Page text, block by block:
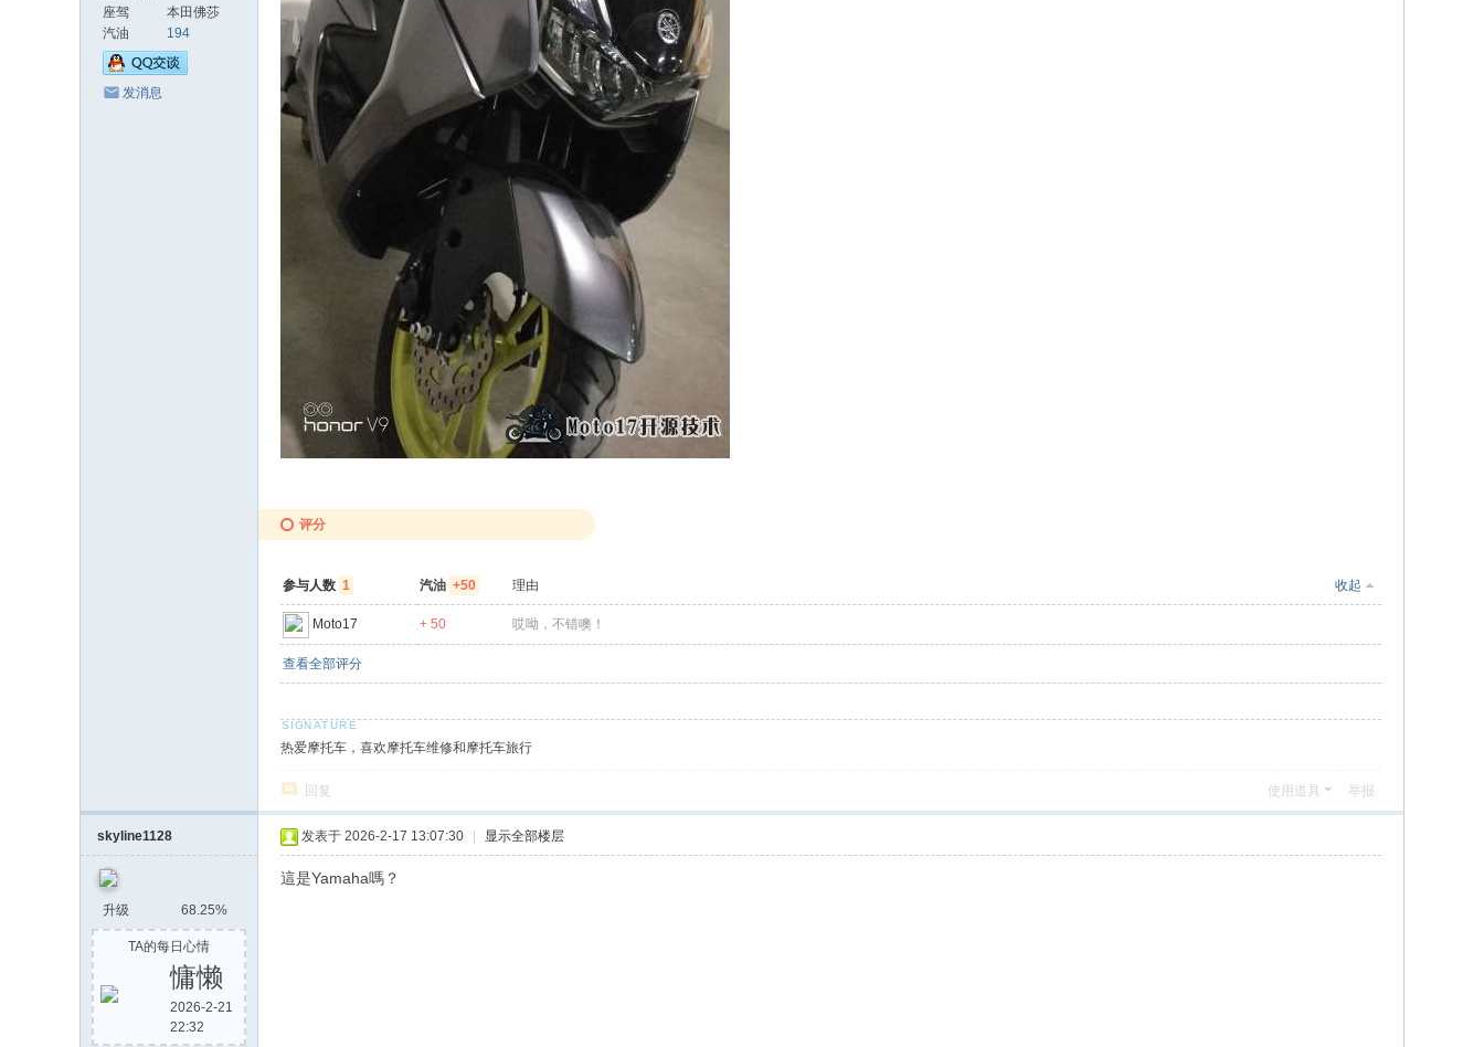
座驾
本田佛莎
NSS350
汽油 194
发消息
评分
参与人数 1 汽油 +50 收起
理由
Moto17 + 50 哎呦，不错噢！
查看全部评分
热爱摩托车，喜欢摩托车维修和摩托车旅行
回复 使用道具 举报
skyline1128
升级 68.25%
TA的每日心情
慵懒
2026-2-21
22:32
发表于 2026-2-17 13:07:30 显示全部楼层
這是Yamaha嗎？